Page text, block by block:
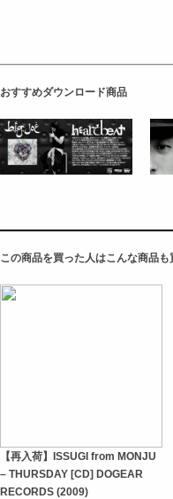
おすすめダウンロード商品
この商品を買った人はこんな商品も
【再入荷】ISSUGI from MONJU
– THURSDAY [CD] DOGEAR
RECORDS (2009)